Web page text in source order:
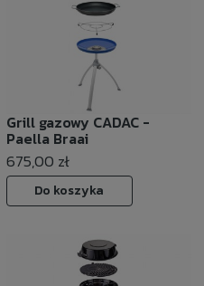
Grill gazowy CADAC -
Paella Braai
675,00 zł
Do koszyka